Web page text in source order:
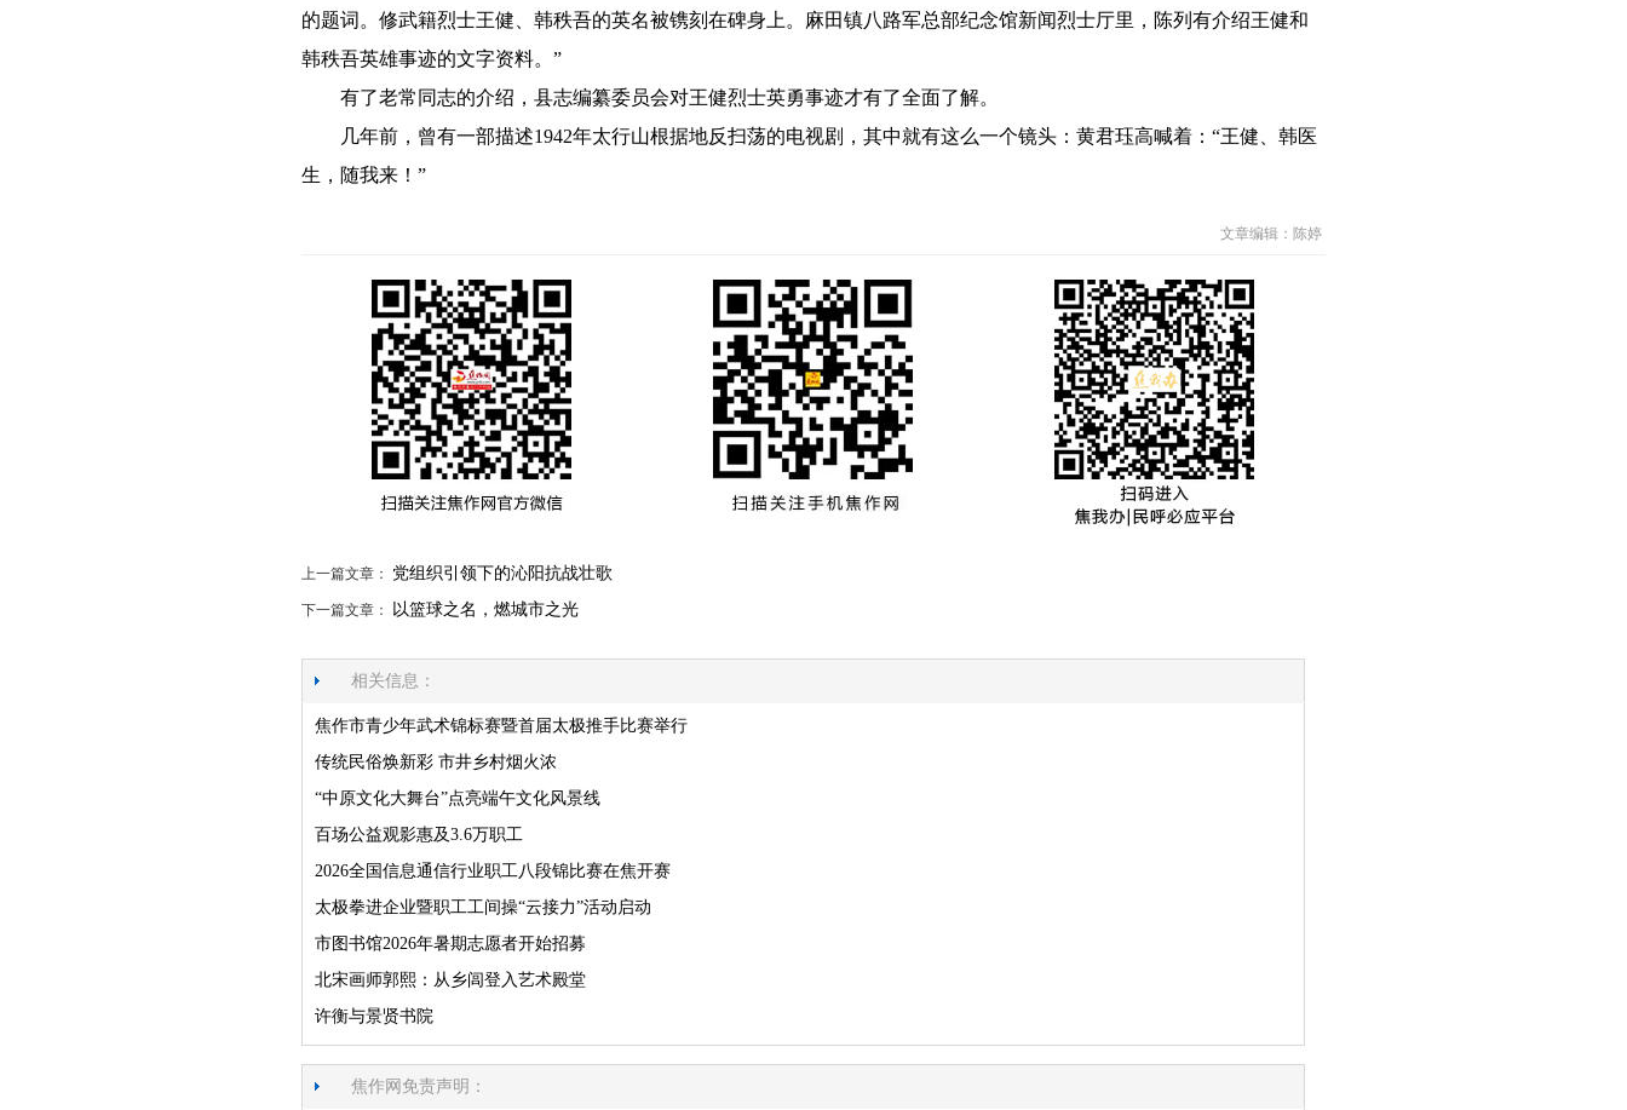
的题词。修武籍烈士王健、韩秩吾的英名被镌刻在碑身上。麻田镇八路军总部纪念馆新闻烈士厅里，陈列有介绍王健和
韩秩吾英雄事迹的文字资料。”
有了老常同志的介绍，县志编纂委员会对王健烈士英勇事迹才有了全面了解。
几年前，曾有一部描述1942年太行山根据地反扫荡的电视剧，其中就有这么一个镜头：黄君珏高喊着：“王健、韩医
生，随我来！”
文章编辑：陈婷
上一篇文章： 党组织引领下的沁阳抗战壮歌
下一篇文章： 以篮球之名，燃城市之光
相关信息：
焦作市青少年武术锦标赛暨首届太极推手比赛举行
传统民俗焕新彩 市井乡村烟火浓
“中原文化大舞台”点亮端午文化风景线
百场公益观影惠及3.6万职工
2026全国信息通信行业职工八段锦比赛在焦开赛
太极拳进企业暨职工工间操“云接力”活动启动
市图书馆2026年暑期志愿者开始招募
北宋画师郭熙：从乡闾登入艺术殿堂
许衡与景贤书院
焦作网免责声明：